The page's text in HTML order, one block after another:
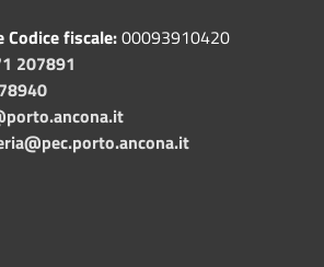
Codice fiscale:00093910420
207891